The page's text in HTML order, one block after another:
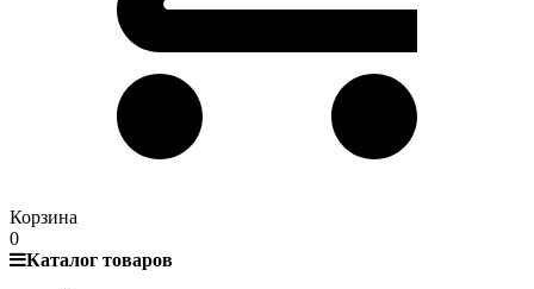
Корзина
0
Каталог товаров